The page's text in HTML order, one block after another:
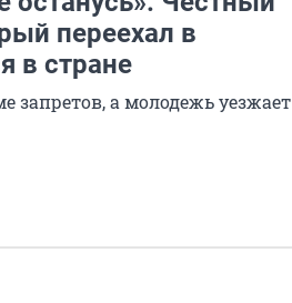
переехал в
в стране
запретов, а молодежь уезжает